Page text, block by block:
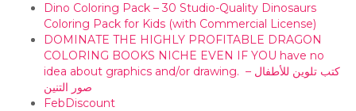
Dino Coloring Pack – 30 Studio-Quality Dinosaurs
Coloring Pack for Kids (with Commercial License)
DOMINATE THE HIGHLY PROFITABLE DRAGON
COLORING BOOKS NICHE EVEN IF YOU have no
idea about graphics and/or drawing. ​ كتب تلوين للأطفال –
صور التنين
FebDiscount